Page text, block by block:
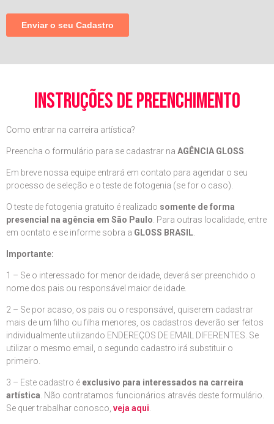
instruções de preenchimento
Como entrar na carreira artística?
Preencha o formulário para se cadastrar na AGÊNCIA GLOSS
Em breve nossa equipe entrará em contato para agendar o seu
processo de seleção e o teste de fotogenia (se for o caso).
O teste de fotogenia gratuito é realizado somente de forma
presencial na agência em São Paulo . Para outras localidade, entre
em ocntato e se informe sobra a GLOSS BRASIL
Importante:
1 – Se o interessado for menor de idade, deverá ser preenchido o
nome dos pais ou responsável maior de idade.
2 – Se por acaso, os pais ou o responsável, quiserem cadastrar
mais de um filho ou filha menores, os cadastros deverão ser feitos
individualmente utilizando ENDEREÇOS DE EMAIL DIFERENTES. Se
utilizar o mesmo email, o segundo cadastro irá substituir o
primeiro.
3 – Este cadastro é exclusivo para interessados na carreira
artística . Não contratamos funcionários através deste formulário.
Se quer trabalhar conosco, veja aqui